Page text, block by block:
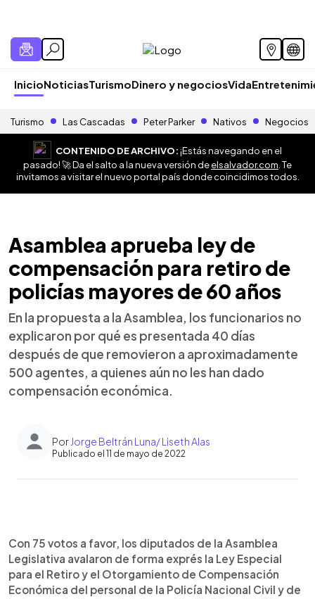
InicioNoticiasTurismoDinero y negociosVida
Turismo Las Cascadas Peter Parker Nativos Negocios
CONTENIDO DE ARCHIVO:¡Estás navegando en el
pasado! 🚀 Da el salto a la nueva versión deelsalvador.com . Te
invitamos a visitar el nuevo portal país donde coincidimos todos.
Asamblea aprueba ley de
compensación para retiro de
policías mayores de 60 años
En la propuesta a la Asamblea, los funcionarios no
explicaron por qué es presentada 40 días
después de que removieron a aproximadamente
500 agentes, a quienes aún no les han dado
compensación económica.
Por Jorge Beltrán Luna/ Liseth Alas
Publicado el 11 de mayo de 2022
► Escuchar artículo
Con 75 votos a favor, los diputados de la Asamblea
Legislativa avalaron de forma exprés la Ley Especial
para el Retiro y el Otorgamiento de Compensación
Económica del personal de la Policía Nacional Civil y de